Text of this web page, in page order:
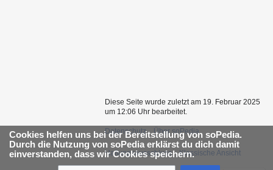
Cookies helfen uns bei der Bereitstellung von soPedia.
Durch die Nutzung von soPedia erklärst du dich damit
einverstanden, dass wir Cookies speichern.
Diese Seite wurde zuletzt am 19. Februar 2025
um 12:06 Uhr bearbeitet.
Datenschutz Über soPedia
Haftungsausschluss Klassische Ansicht